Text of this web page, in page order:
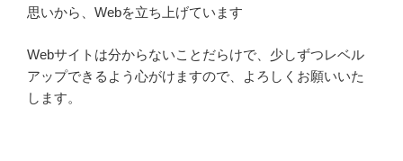
思いから、Webを立ち上げています
Webサイトは分からないことだらけで、少しずつレベル
アップできるよう心がけますので、よろしくお願いいた
します。